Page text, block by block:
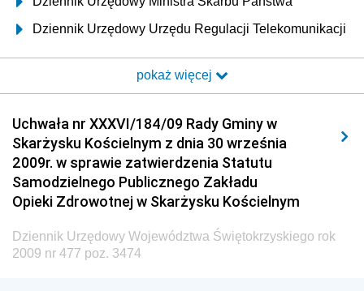
Dziennik Urzędowy Urzędu Regulacji Telekomunikacji
Dziennik Urzędowy Ministra Transportu i Budownictwa
Elektronicznej
Dziennik Urzędowy Ministra Spraw Wewnętrznych i
Administracji
Dziennik Urzędowy Ministra Transportu
Dziennik Urzędowy Ministra Budownictwa
Dziennik Urzędowy Ministra Nauki i Szkolnictwa
pokaż więcej
Uchwała nr XXXVI/184/09 Rady Gminy w
Skarżysku Kościelnym z dnia 30 września
2009r. w sprawie zatwierdzenia Statutu
Samodzielnego Publicznego Zakładu
Opieki Zdrowotnej w Skarżysku Kościelnym
Dziennik Urzędowy Województwa Świętokrzyskiego rok
2009 nr 477 poz. 3474